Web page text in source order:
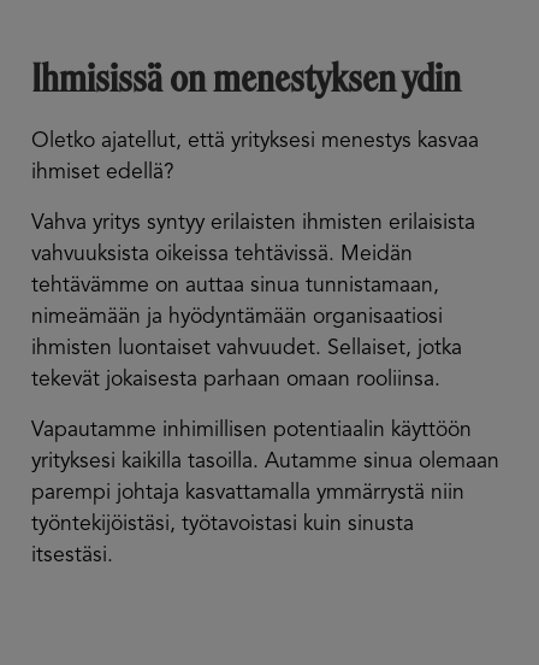
Ihmisissä on menestyksen ydin
Oletko ajatellut, että yrityksesi menestys kasvaa
ihmiset edellä?
Vahva yritys syntyy erilaisten ihmisten erilaisista
vahvuuksista oikeissa tehtävissä. Meidän
tehtävämme on auttaa sinua tunnistamaan,
nimeämään ja hyödyntämään organisaatiosi
ihmisten luontaiset vahvuudet. Sellaiset, jotka
tekevät jokaisesta parhaan omaan rooliinsa.
Vapautamme inhimillisen potentiaalin käyttöön
yrityksesi kaikilla tasoilla. Autamme sinua olemaan
parempi johtaja kasvattamalla ymmärrystä niin
työntekijöistäsi, työtavoistasi kuin sinusta
itsestäsi.